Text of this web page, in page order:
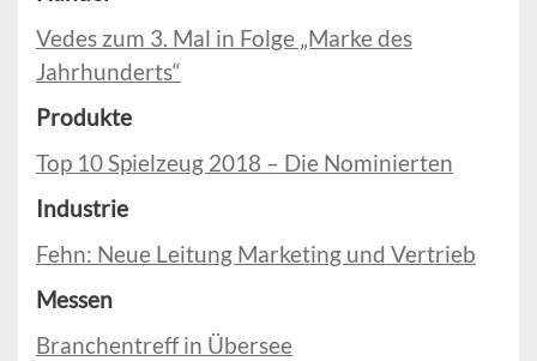
Vedes zum 3. Mal in Folge „Marke des
Jahrhunderts“
Produkte
Top 10 Spielzeug 2018 – Die Nominierten
Industrie
Fehn: Neue Leitung Marketing und Vertrieb
Messen
Branchentreff in Übersee